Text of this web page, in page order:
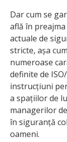
Dar cum se
află în
actuale de
stricte, așa
numeroase
definite de
instrucțiuni
a spațiilor de
managerilor
în siguranță
oameni.